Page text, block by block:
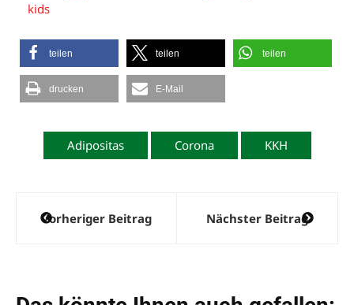
kids
teilen teilen teilen
drucken E-Mail
Adipositas Corona KKH
Beitragsnavigation
Vorheriger Beitrag Nächster Beitrag